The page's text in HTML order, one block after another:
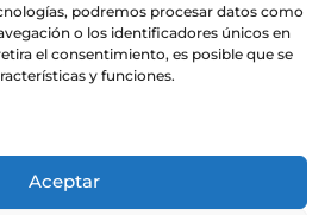
podremos procesar datos como
o los identificadores únicos en
el consentimiento, es posible que se
y funciones.
Aceptar